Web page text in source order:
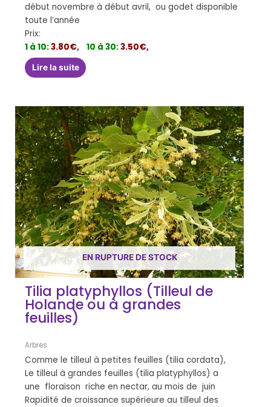
début novembre à début avril, ou godet disponible
toute l’année
Prix:
1 à 10:3.80€, 10 à 30:3.50€,
Lire la suite
EN RUPTURE DE STOCK
Tilia platyphyllos (Tilleul de
Holande ou à grandes
feuilles)
Arbres
Comme le tilleul à petites feuilles (tilia cordata),
Le tilleul à grandes feuilles (tilia platyphyllos) a
une floraison riche en nectar, au mois de juin
Rapidité de croissance supérieure au tilleul des